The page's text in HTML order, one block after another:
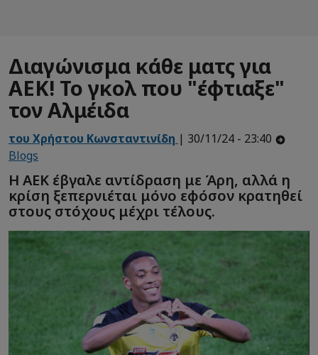
Διαγώνισμα κάθε ματς για
ΑΕΚ! Το γκολ που "έφτιαξε"
τον Αλμέιδα
του Χρήστου Κωνσταντινίδη | 30/11/24 - 23:40
Blogs
Η ΑΕΚ έβγαλε αντίδραση με Άρη, αλλά η
κρίση ξεπερνιέται μόνο εφόσον κρατηθεί
στους στόχους μέχρι τέλους.